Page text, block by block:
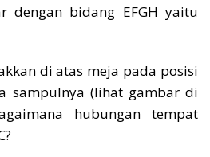
dengan bidang EFGH yaitu
di atas meja pada posisi
sampulnya (lihat gambar di
hubungan tempat